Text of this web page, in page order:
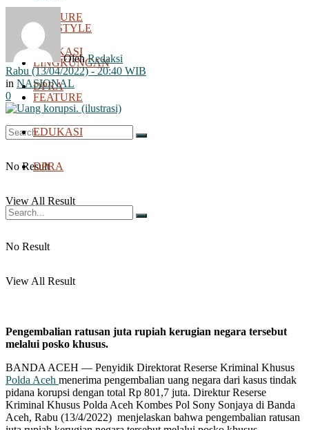
FEATURE
EDUKASI
DPRA
No Result
View All Result
LIFESTYLE
LINGKUNGAN
FEATURE
EDUKASI
DPRA
No Result
View All Result
Oleh Redaksi
Rabu (13/04/2022) - 20:40 WIB
in NASIONAL
0
Pengembalian ratusan juta rupiah kerugian negara tersebut
melalui posko khusus.
BANDA ACEH — Penyidik Direktorat Reserse Kriminal Khusus
Polda Aceh menerima pengembalian uang negara dari kasus tindak
pidana korupsi dengan total Rp 801,7 juta. Direktur Reserse
Kriminal Khusus Polda Aceh Kombes Pol Sony Sonjaya di Banda
Aceh, Rabu (13/4/2022) menjelaskan bahwa pengembalian ratusan